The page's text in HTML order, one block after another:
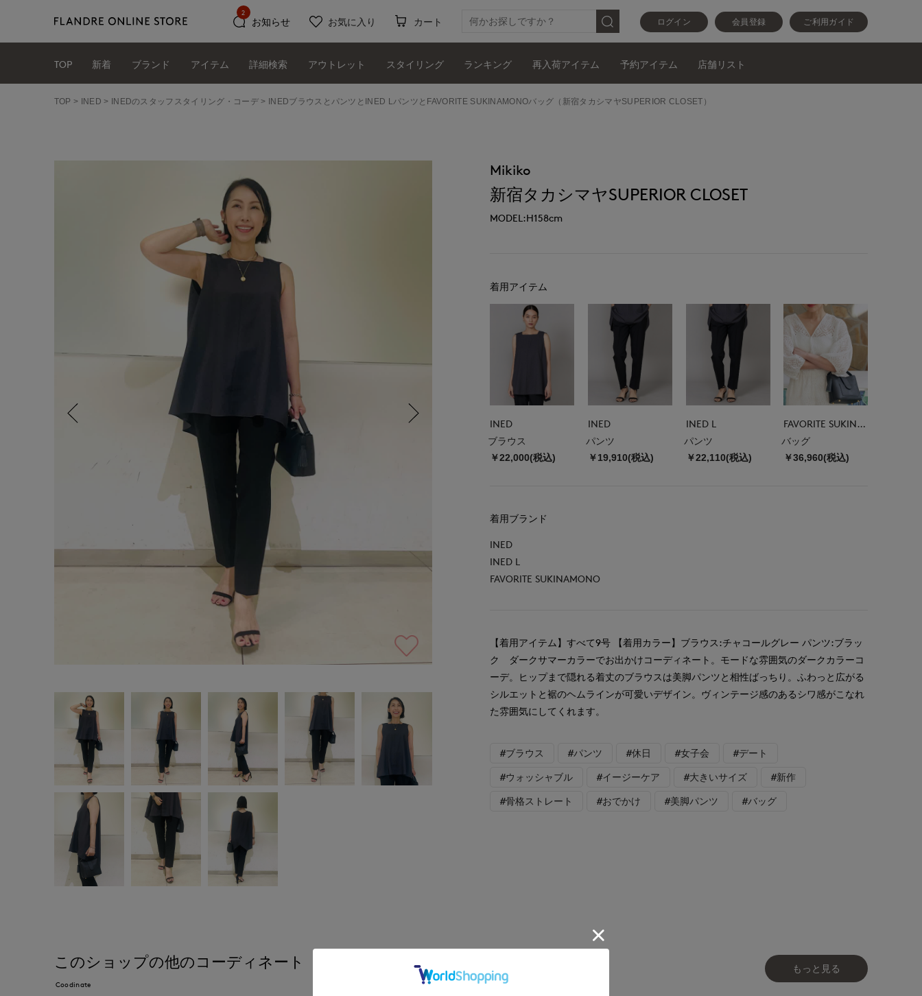
ログイン 会員登録 ご利用ガイド
お知らせ
2
お気に入り カート
TOP 新着 ブランド アイテム 詳細検索 アウトレット スタイリング ランキング 再入荷アイテム 予約アイテム 店舗リスト
TOP INED INEDのスタッフスタイリング・コーデ INEDブラウスとパンツとINED LパンツとFAVORITE SUKINAMONOバッグ（新宿タカシマヤSUPERIOR CLOSET）
Mikiko
新宿タカシマヤSUPERIOR CLOSET
MODEL:H158cm
着用アイテム
INED
ブラウス
￥22,000(税込)
INED
パンツ
￥19,910(税込)
INED L
パンツ
￥22,110(税込)
FAVORITE SUKINAMONO
バッグ
￥36,960(税込)
着用ブランド
INED
INED L
FAVORITE SUKINAMONO
【着用アイテム】すべて9号 【着用カラー】ブラウス:チャコールグレー パンツ:ブラッ
ク ダークサマーカラーでお出かけコーディネート。モードな雰囲気のダークカラーコ
ーデ。ヒップまで隠れる着丈のブラウスは美脚パンツと相性ばっちり。ふわっと広がる
シルエットと裾のヘムラインが可愛いデザイン。ヴィンテージ感のあるシワ感がこなれ
た雰囲気にしてくれます。
#ブラウス #パンツ #休日 #女子会 #デート
#ウォッシャブル #イージーケア #大きいサイズ #新作
#骨格ストレート #おでかけ #美脚パンツ #バッグ
このショップの他のコーディネート
Coodinate
もっと見る